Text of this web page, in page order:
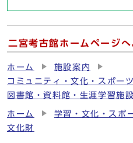
二宮考古館ホームページ
ホーム
施設案内
コミュニティ・文化・スポーツ
図書館・資料館・生涯学習施設
ホーム 学習・文化・スポ
文化財